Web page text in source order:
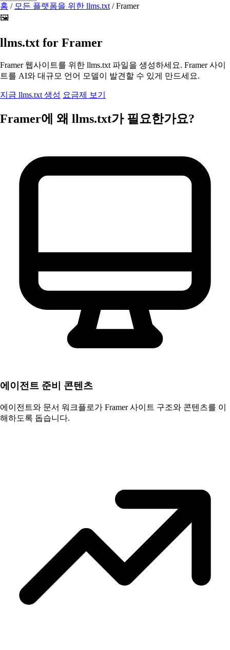
홈 / 모든 플랫폼을 위한 llms.txt / Framer
🖼️
llms.txt for Framer
Framer 웹사이트를 위한 llms.txt 파일을 생성하세요. Framer 사이
트를 AI와 대규모 언어 모델이 발견할 수 있게 만드세요.
지금 llms.txt 생성 요금제 보기
Framer에 왜 llms.txt가 필요한가요?
에이전트 준비 콘텐츠
에이전트와 문서 워크플로가 Framer 사이트 구조와 콘텐츠를 이
해하도록 돕습니다.